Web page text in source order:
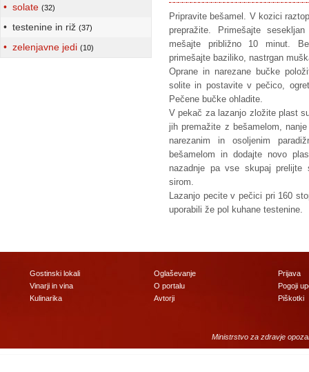
• solate (32)
• testenine in riž (37)
• zelenjavne jedi (10)
Pripravite bešamel. V kozici
prepražite. Primešajte
mešajte približno 10 minut.
primešajte baziliko, nastrgan
Oprane in narezane bučke
solite in postavite v pečico,
Pečene bučke ohladite.
V pekač za lazanjo zložite plast
jih premažite z bešamelom,
narezanim in osoljenim
bešamelom in dodajte novo
nazadnje pa vse skupaj
sirom.
Lazanjo pecite v pečici pri 160
uporabili že pol kuhane testenine.
Gostinski lokali
Vinarji in vina
Kulinarika
Oglaševanje
O portalu
Avtorji
Prijava
Pogoji
Piškotki
Ministrstvo za zdravje